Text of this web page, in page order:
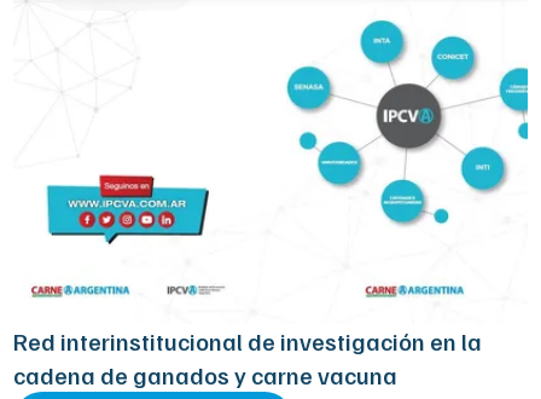
Red interinstitucional de investigación en la
cadena de ganados y carne vacuna